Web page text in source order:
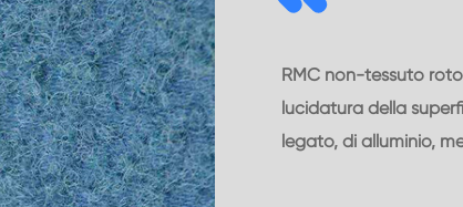
RMC non-tessuto
lucidatura della
legato, di alluminio,